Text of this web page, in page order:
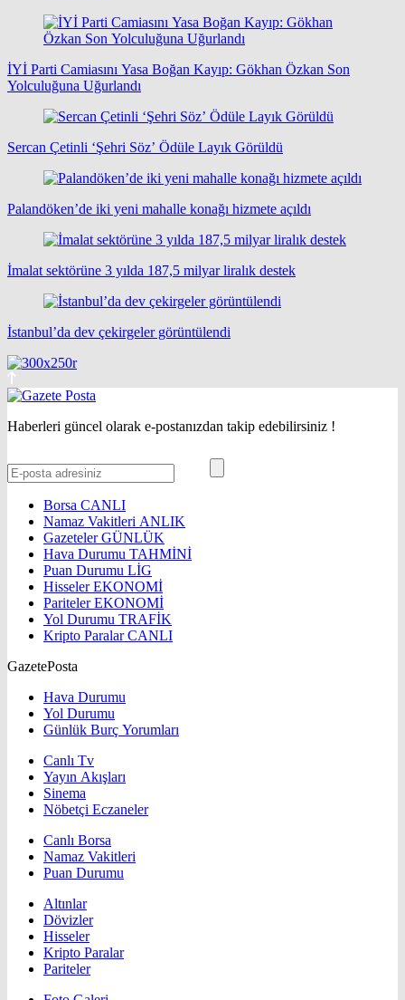
İYİ Parti Camiasını Yasa Boğan Kayıp: Gökhan Özkan Son
Yolculuğuna Uğurlandı
Sercan Çetinli ‘Şehri Söz’ Ödüle Layık Görüldü
Palandöken’de iki yeni mahalle konağı hizmete açıldı
İmalat sektörüne 3 yılda 187,5 milyar liralık destek
İstanbul’da dev çekirgeler görüntülendi
Haberleri güncel olarak e-postanızdan takip edebilirsiniz !
Borsa CANLI
Namaz Vakitleri ANLIK
GazetelerGÜNLÜK
Hava Durumu TAHMİNİ
Puan Durumu LİG
HisselerEKONOMİ
ParitelerEKONOMİ
Yol Durumu TRAFİK
Kripto ParalarCANLI
GazetePosta
Hava Durumu
Yol Durumu
Günlük Burç Yorumları
Canlı Tv
Yayın Akışları
Sinema
Nöbetçi Eczaneler
Canlı Borsa
Namaz Vakitleri
Puan Durumu
Altınlar
Dövizler
Hisseler
Kripto Paralar
Pariteler